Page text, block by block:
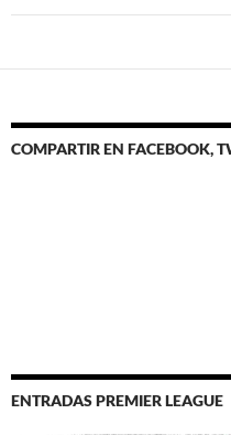
COMPARTIR EN FACEBOOK,
ENTRADAS PREMIER LEAGUE